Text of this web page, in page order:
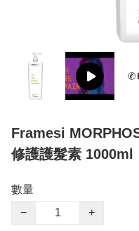
Framesi
修護護髮素 1000ml
數量
−
+